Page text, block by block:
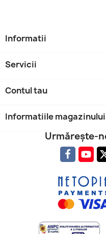
Informatii
Servicii
Contul tau
Informatiile magazinului
Urmărește-